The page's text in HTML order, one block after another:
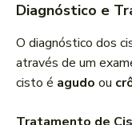
Diagnóstico e
O diagnóstico dos
através de um
cisto é agudo ou